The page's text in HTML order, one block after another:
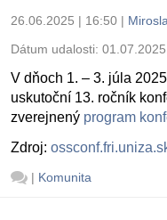
26.06.2025 | 16:50 |
Dátum udalosti: 01.07.2025
V dňoch 1. – 3. júla
uskutoční 13. ročník
zverejnený program
Zdroj:
| Komunita